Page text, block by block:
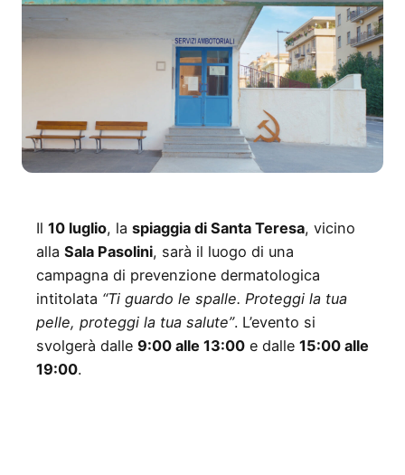
Il 10 luglio, la spiaggia di Santa Teresa, vicino
alla Sala Pasolini, sarà il luogo di una
campagna di prevenzione dermatologica
intitolata “Ti guardo le spalle. Proteggi la tua
pelle, proteggi la tua salute”. L’evento si
svolgerà dalle 9:00 alle 13:00 e dalle 15:00 alle
19:00.